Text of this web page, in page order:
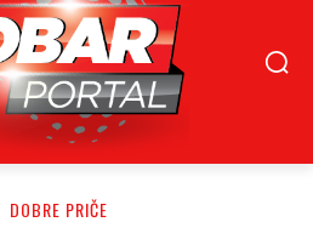
DOBRE PRIČE